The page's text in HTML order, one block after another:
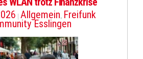
| Allgemein, Freifunk
Esslingen